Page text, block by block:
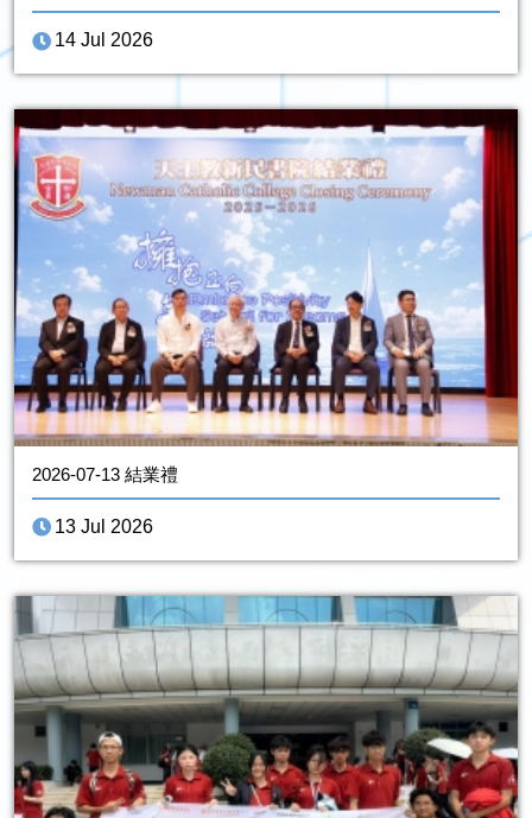
14 Jul 2026
2026-07-13 結業禮
13 Jul 2026